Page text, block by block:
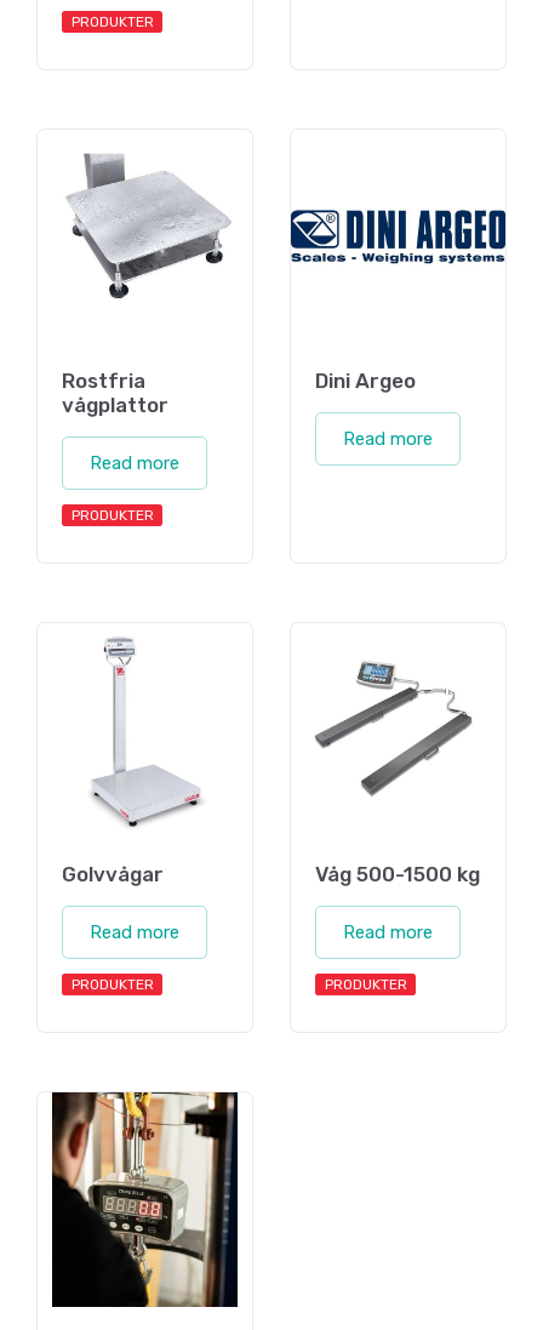
PRODUKTER
Rostfria
vågplattor
Read more
PRODUKTER
Dini Argeo
Read more
Golvvågar
Read more
PRODUKTER
Våg 500-1500 kg
Read more
PRODUKTER